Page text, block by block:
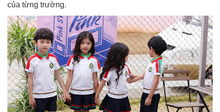
của từng trường.